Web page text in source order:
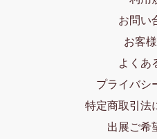
お問い
お客
よくあ
プライバシ
特定商取引法
出展ご希